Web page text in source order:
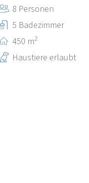
8 Personen
5 Badezimmer
450 m2
Haustiere erlaubt